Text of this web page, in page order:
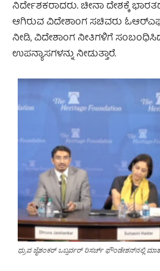
ನಿರ್ದೇಶಕರಾದರು. ಚೀನಾ ದೇಶಕ್ಕೆ
ಆಗಿರುವ ವಿದೇಶಾಂಗ ಸಚಿವರು
ನೀಡಿ, ವಿದೇಶಾಂಗ ನೀತಿಗಳಿಗೆ
ಉಪನ್ಯಾಸಗಳನ್ನು ನೀಡುತ್ತಾರೆ.
ಧ್ರುವ ಜೈಶಂಕರ್ ಒಬ್ಸರ್ವರ್ ರಿಸರ್ಚ್ ಫೌಂಡೇಶನ್‌ನಲ್ಲಿ